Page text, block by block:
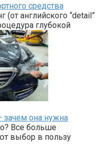
средства
(от английского “detail”
глубокой
зачем она нужна
Все больше
выбор в пользу